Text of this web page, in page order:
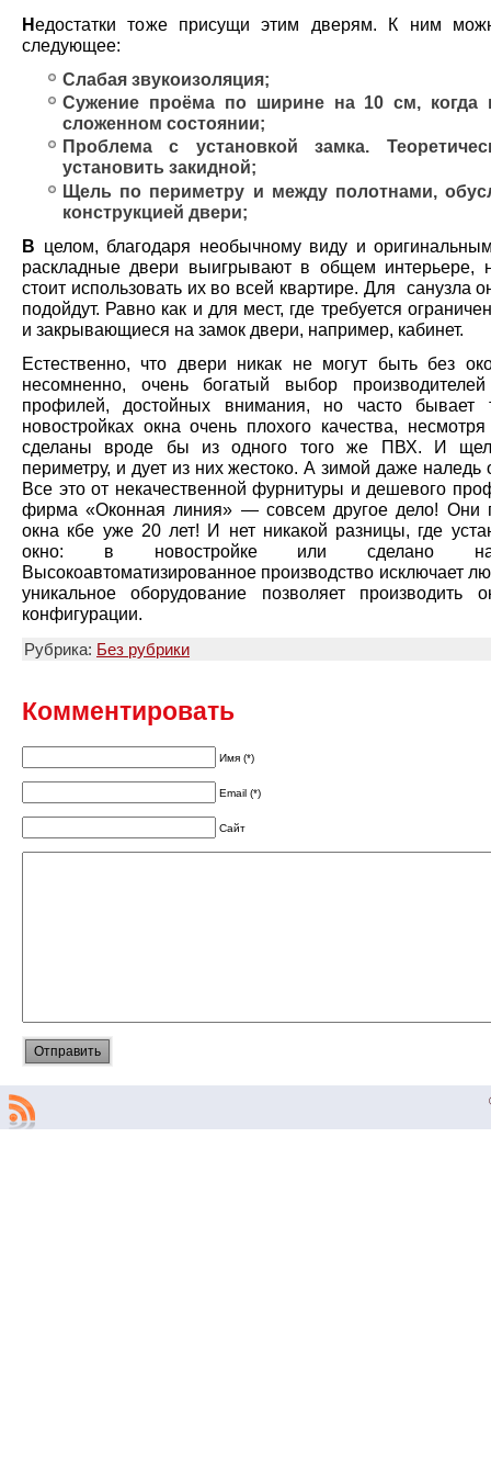
Недостатки тоже присущи этим дверям. К ним
следующее:
Слабая звукоизоляция;
Сужение проёма по ширине на 10 см, когда
сложенном состоянии;
Проблема с установкой замка.
установить закидной;
Щель по периметру и между полотнами,
конструкцией двери;
В целом, благодаря необычному виду и
раскладные двери выигрывают в общем интерьере,
стоит использовать их во всей квартире. Для санузла
подойдут. Равно как и для мест, где требуется
и закрывающиеся на замок двери, например, кабинет.
Естественно, что двери никак не могут быть без
несомненно, очень богатый выбор
профилей, достойных внимания, но часто бывает
новостройках окна очень плохого качества,
сделаны вроде бы из одного того же ПВХ. И
периметру, и дует из них жестоко. А зимой даже наледь
Все это от некачественной фурнитуры и дешевого
фирма «Оконная линия» — совсем другое дело! Они
окна кбе уже 20 лет! И нет никакой разницы, где
окно: в новостройке или сделано
Высокоавтоматизированное производство исключает
уникальное оборудование позволяет производить
конфигурации.
Рубрика: Без рубрики
Комментировать
Имя (*)
Email (*)
Сайт